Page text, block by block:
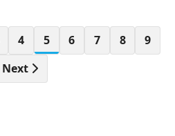
4 5 6 7 8
9
Next